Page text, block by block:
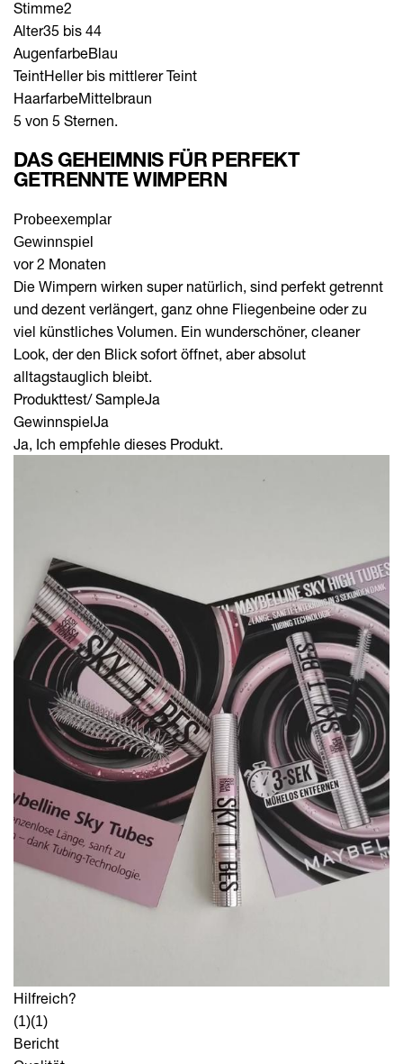
Stimme2
Alter35 bis 44
AugenfarbeBlau
TeintHeller bis mittlerer Teint
HaarfarbeMittelbraun
5 von 5 Sternen.
DAS GEHEIMNIS FÜR PERFEKT
GETRENNTE WIMPERN
Probeexemplar
Gewinnspiel
vor 2 Monaten
Die Wimpern wirken super natürlich, sind perfekt getrennt
und dezent verlängert, ganz ohne Fliegenbeine oder zu
viel künstliches Volumen. Ein wunderschöner, cleaner
Look, der den Blick sofort öffnet, aber absolut
alltagstauglich bleibt.
Produkttest/ SampleJa
GewinnspielJa
Ja, Ich empfehle dieses Produkt.
Hilfreich?
(1)(1)
Bericht